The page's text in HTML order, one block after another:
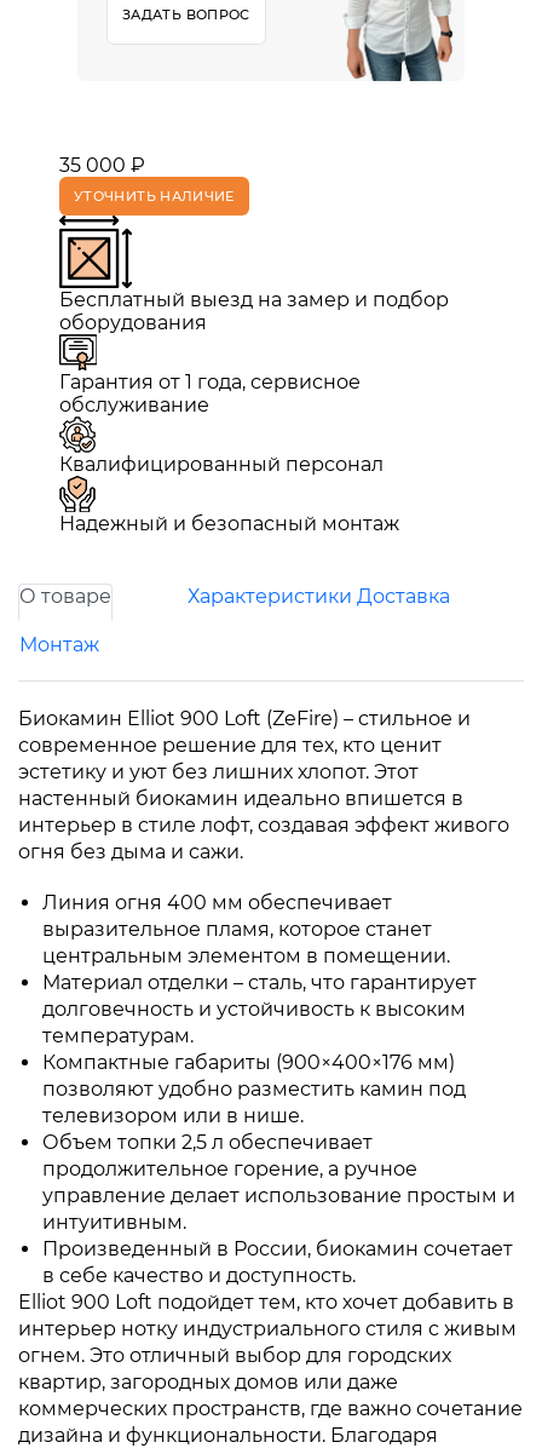
ЗАДАТЬ ВОПРОС
35 000 ₽
УТОЧНИТЬ НАЛИЧИЕ
Бесплатный выезд на замер и подбор
оборудования
Гарантия от 1 года, сервисное
обслуживание
Квалифицированный персонал
Надежный и безопасный монтаж
О товаре Характеристики Доставка
Монтаж
Биокамин Elliot 900 Loft (ZeFire) – стильное и
современное решение для тех, кто ценит
эстетику и уют без лишних хлопот. Этот
настенный биокамин идеально впишется в
интерьер в стиле лофт, создавая эффект живого
огня без дыма и сажи.
Линия огня 400 мм обеспечивает
выразительное пламя, которое станет
центральным элементом в помещении.
Материал отделки – сталь, что гарантирует
долговечность и устойчивость к высоким
температурам.
Компактные габариты (900×400×176 мм)
позволяют удобно разместить камин под
телевизором или в нише.
Объем топки 2,5 л обеспечивает
продолжительное горение, а ручное
управление делает использование простым и
интуитивным.
Произведенный в России, биокамин сочетает
в себе качество и доступность.
Elliot 900 Loft подойдет тем, кто хочет добавить в
интерьер нотку индустриального стиля с живым
огнем. Это отличный выбор для городских
квартир, загородных домов или даже
коммерческих пространств, где важно сочетание
дизайна и функциональности. Благодаря